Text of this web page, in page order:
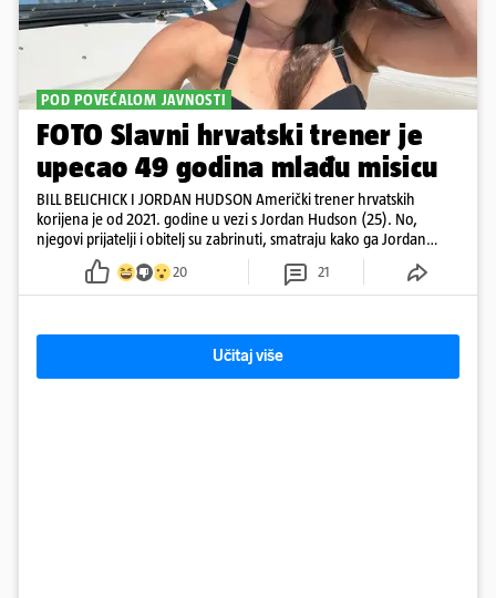
POD POVEĆALOM JAVNOSTI
FOTO Slavni hrvatski trener je
upecao 49 godina mlađu misicu
BILL BELICHICK I JORDAN HUDSON Američki trener hrvatskih
korijena je od 2021. godine u vezi s Jordan Hudson (25). No,
njegovi prijatelji i obitelj su zabrinuti, smatraju kako ga Jordan
kontrolira
20 21
Učitaj više